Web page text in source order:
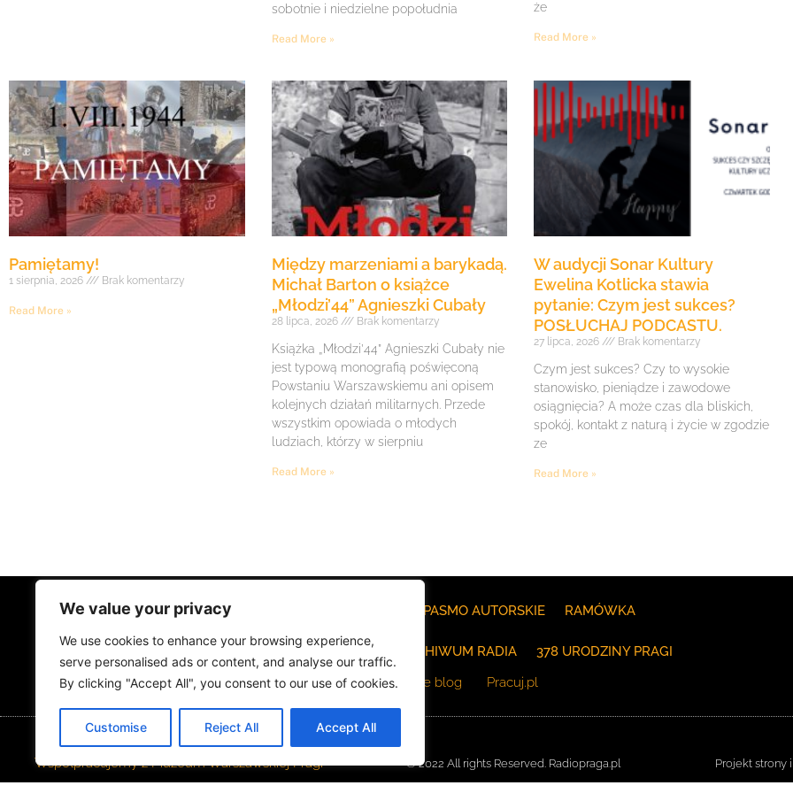
We value your privacy
We use cookies to enhance your browsing experience,
serve personalised ads or content, and analyse our traffic.
By clicking "Accept All", you consent to our use of cookies.
Customise Reject All Accept All
sobotnie i niedzielne popołudnia
Read More »
że
Read More »
Pamiętamy!
1 sierpnia, 2026 Brak komentarzy
Read More »
Między marzeniami a barykadą.
Michał Barton o książce
„Młodzi’44” Agnieszki Cubały
28 lipca, 2026 Brak komentarzy
Książka „Młodzi’44” Agnieszki Cubały nie
jest typową monografią poświęconą
Powstaniu Warszawskiemu ani opisem
kolejnych działań militarnych. Przede
wszystkim opowiada o młodych
ludziach, którzy w sierpniu
Read More »
W audycji Sonar Kultury
Ewelina Kotlicka stawia
pytanie: Czym jest sukces?
POSŁUCHAJ PODCASTU.
27 lipca, 2026 Brak komentarzy
Czym jest sukces? Czy to wysokie
stanowisko, pieniądze i zawodowe
osiągnięcia? A może czas dla bliskich,
spokój, kontakt z naturą i życie w zgodzie
ze
Read More »
STRONA GŁÓWNA PASMO AUTORSKIE RAMÓWKA
MUZYKA I KONCERTY KONTAKT ARCHIWUM RADIA
378 URODZINY PRAGI
The blog
Pracuj.pl
Współpracujemy z Muzeum Warszawskiej Pragi © 2022 All rights Reserved. Radiopraga.pl Projekt strony